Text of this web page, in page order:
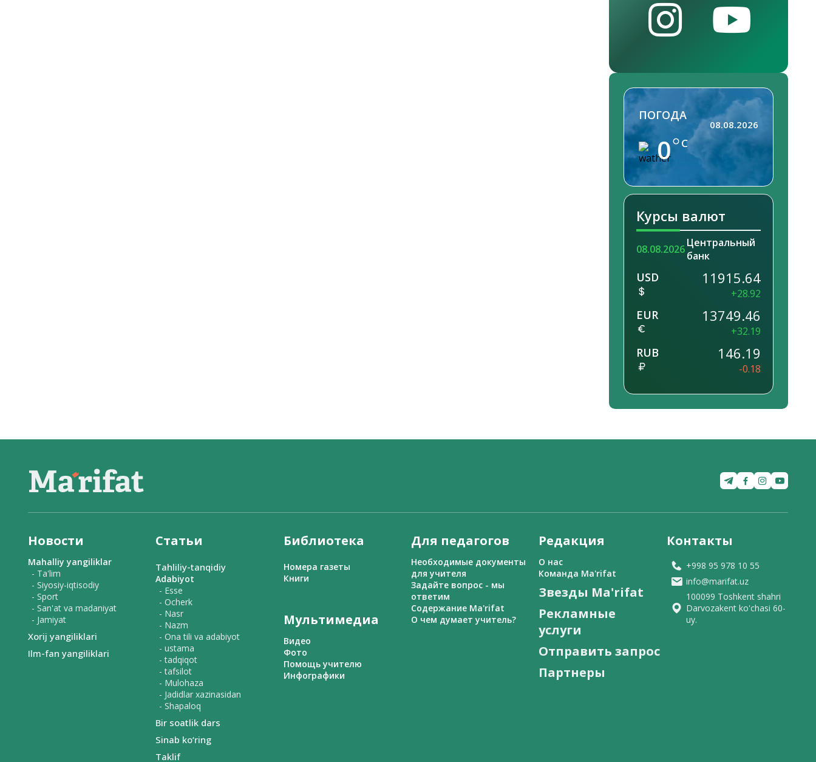
ПОГОДА
0 C
08.08.2026
Курсы валют
08.08.2026Центральный
банк
USD 11915.64
+28.92
EUR 13749.46
+32.19
RUB 146.19
-0.18
Новости
Mahalliy yangiliklar
- Ta'lim
- Siyosiy-iqtisodiy
- Sport
- San'at va madaniyat
- Jamiyat
Xorij yangiliklari
Ilm-fan yangiliklari
Статьи
Tahliliy-tanqidiy
Adabiyot
- Esse
- Ocherk
- Nasr
- Nazm
- Ona tili va adabiyot
- ustama
- tadqiqot
- tafsilot
- Mulohaza
- Jadidlar xazinasidan
- Shapaloq
Bir soatlik dars
Sinab ko‘ring
Taklif
Библиотека
Номера газеты
Книги
Мультимедиа
Видео
Фото
Помощь учителю
Инфографики
Для педагогов
Необходимые документы
для учителя
Задайте вопрос - мы
ответим
Содержание Ma'rifat
О чем думает учитель?
Редакция
О нас
Команда Ma'rifat
Звезды Ma'rifat
Рекламные
услуги
Отправить запрос
Партнеры
Контакты
+998 95 978 10 55
info@marifat.uz
100099 Toshkent shahri
Darvozakent ko'chasi 60-
uy.